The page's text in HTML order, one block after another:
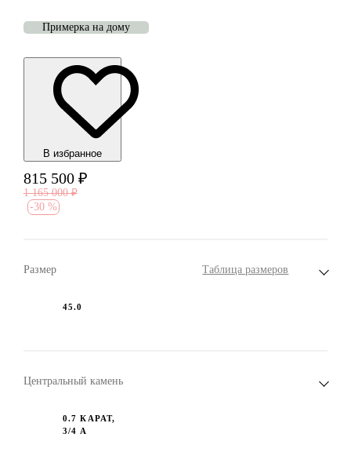
Примерка на дому
В избранноe
815 500 ₽
1 165 000 ₽
-30 %
Размер Таблица размеров
45.0
Центральный камень
0.7 КАРАТ,
3/4 А